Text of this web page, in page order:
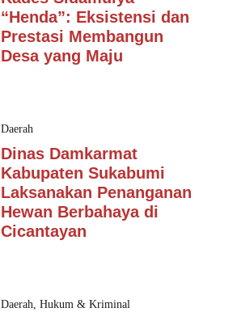
“Henda”: Eksistensi dan
Prestasi Membangun
Desa yang Maju
Daerah
Dinas Damkarmat
Kabupaten Sukabumi
Laksanakan Penanganan
Hewan Berbahaya di
Cicantayan
Daerah, Hukum & Kriminal